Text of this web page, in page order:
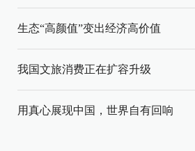
生态“高颜值”变出经济高价值
我国文旅消费正在扩容升级
用真心展现中国，世界自有回响